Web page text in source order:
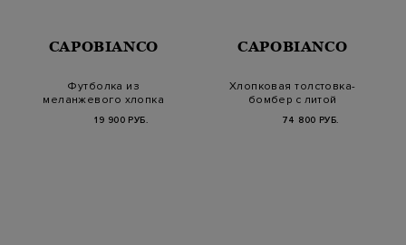
CAPOBIANCO
Футболка из
меланжевого хлопка
и лиоцелла c патчем
19 900 РУБ.
CAPOBIANCO
Хлопковая толстовка-
бомбер с литой
деталью
74 800 РУБ.